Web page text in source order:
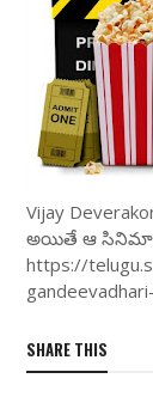
Vijay
అయితే ఆ సినిమా
https://
SHARE THIS